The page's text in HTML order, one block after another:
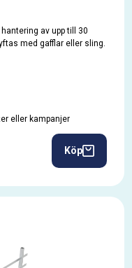
av upp till 30
med gafflar eller sling.
eller kampanjer
Köp